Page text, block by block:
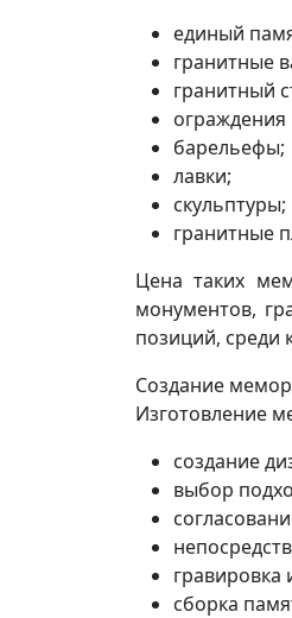
единый
гранитные
гранитный
ограждения
барельефы;
лавки;
скульптуры;
гранитные
Цена таких
монументов,
позиций, среди
Создание
Изготовление
создание
выбор
гравировка
сборка